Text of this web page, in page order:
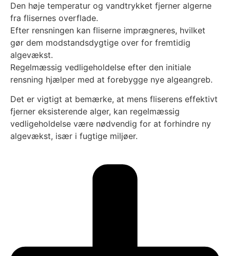
Den høje temperatur og vandtrykket fjerner algerne
fra flisernes overflade.
Efter rensningen kan fliserne imprægneres, hvilket
gør dem modstandsdygtige over for fremtidig
algevækst.
Regelmæssig vedligeholdelse efter den initiale
rensning hjælper med at forebygge nye algeangreb.
Det er vigtigt at bemærke, at mens fliserens effektivt
fjerner eksisterende alger, kan regelmæssig
vedligeholdelse være nødvendig for at forhindre ny
algevækst, især i fugtige miljøer.